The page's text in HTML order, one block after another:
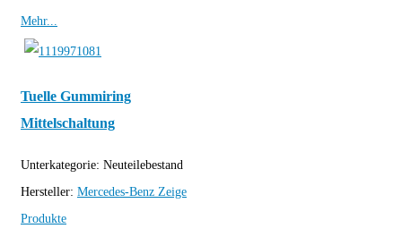
Mehr...
Tuelle Gummiring
Mittelschaltung
Unterkategorie: Neuteilebestand
Hersteller: Mercedes-Benz Zeige
Produkte